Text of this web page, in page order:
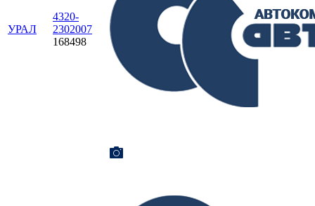
УРАЛ
4320-
2302007
168498